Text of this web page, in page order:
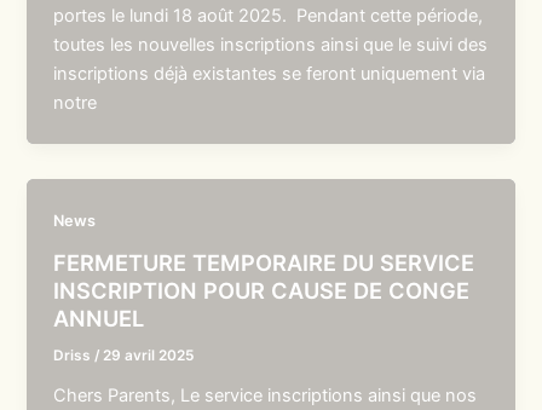
portes le lundi 18 août 2025. Pendant cette période,
toutes les nouvelles inscriptions ainsi que le suivi des
inscriptions déjà existantes se feront uniquement via
notre
News
FERMETURE TEMPORAIRE DU SERVICE
INSCRIPTION POUR CAUSE DE CONGE
ANNUEL
Driss / 29 avril 2025
Chers Parents, Le service inscriptions ainsi que nos